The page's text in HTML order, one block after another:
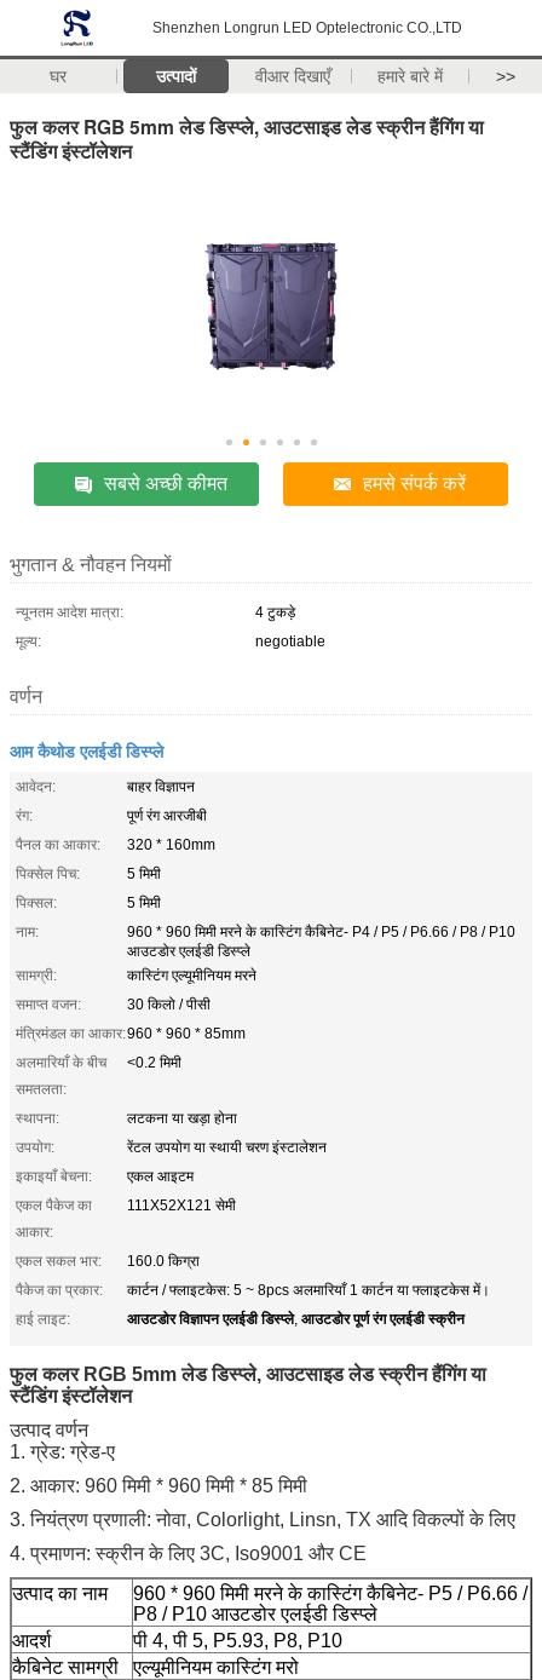
Shenzhen Longrun LED Optelectronic CO.,LTD
घर उत्पादों वीआर दिखाएँ हमारे बारे में >>
फुल कलर RGB 5mm लेड डिस्प्ले, आउटसाइड लेड स्क्रीन हैंगिंग या
स्टैंडिंग इंस्टॉलेशन
सबसे अच्छी कीमत हमसे संपर्क करें
भुगतान & नौवहन नियमों
न्यूनतम आदेश मात्रा:
4 टुकड़े
मूल्य:
negotiable
वर्णन
आम कैथोड एलईडी डिस्प्ले
आवेदन:
बाहर विज्ञापन
रंग:
पूर्ण रंग आरजीबी
पैनल का आकार:
320 * 160mm
पिक्सेल पिच:
5 मिमी
पिक्सल:
5 मिमी
नाम:
960 * 960 मिमी मरने के कास्टिंग कैबिनेट- P4 / P5 / P6.66 / P8 / P10
आउटडोर एलईडी डिस्प्ले
सामग्री:
कास्टिंग एल्यूमीनियम मरने
समाप्त वजन:
30 किलो / पीसी
मंत्रिमंडल का आकार:960 * 960 * 85mm
अलमारियाँ के बीच
समतलता:
<0.2 मिमी
स्थापना:
लटकना या खड़ा होना
उपयोग:
रेंटल उपयोग या स्थायी चरण इंस्टालेशन
इकाइयाँ बेचना:
एकल आइटम
एकल पैकेज का
आकार:
111X52X121 सेमी
एकल सकल भार:
160.0 किग्रा
पैकेज का प्रकार:
कार्टन / फ्लाइटकेस: 5 ~ 8pcs अलमारियाँ 1 कार्टन या फ्लाइटकेस में।
हाई लाइट:
आउटडोर विज्ञापन एलईडी डिस्प्ले, आउटडोर पूर्ण रंग एलईडी स्क्रीन
फुल कलर RGB 5mm लेड डिस्प्ले, आउटसाइड लेड स्क्रीन हैंगिंग या
स्टैंडिंग इंस्टॉलेशन
उत्पाद वर्णन
1. ग्रेड: ग्रेड-ए
2. आकार: 960 मिमी * 960 मिमी * 85 मिमी
3. नियंत्रण प्रणाली: नोवा, Colorlight, Linsn, TX आदि विकल्पों के लिए
4. प्रमाणन: स्क्रीन के लिए 3C, Iso9001 और CE
उत्पाद का नाम
960 * 960 मिमी मरने के कास्टिंग कैबिनेट- P5 / P6.66 /
P8 / P10 आउटडोर एलईडी डिस्प्ले
आदर्श
पी 4, पी 5, P5.93, P8, P10
कैबिनेट सामग्री
एल्यूमीनियम कास्टिंग मरो